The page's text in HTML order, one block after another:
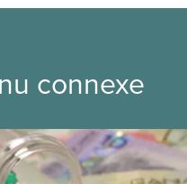
connexe